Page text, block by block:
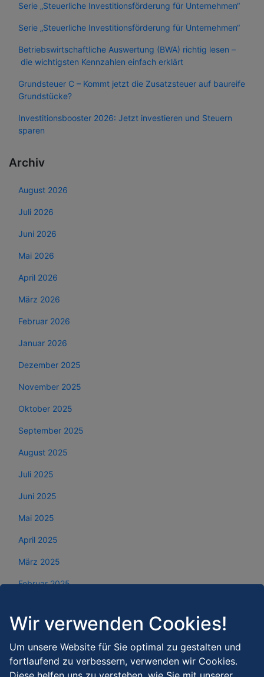
Serie „Steuerliche Investitionsförderung für Unternehmen“
Serie „Steuerliche Investitionsförderung für Unternehmen“
Betriebswirtschaftliche Auswertung (BWA) richtig lesen –
die wichtigsten Kennzahlen einfach erklärt
Grundsteuer C – Kommt jetzt die Zusatzsteuer auf baureife
Grundstücke?
Investitionsbooster 2026: Jetzt investieren und Steuern
sparen
Archiv
August 2026
Juli 2026
Juni 2026
Mai 2026
April 2026
März 2026
Februar 2026
Januar 2026
Dezember 2025
November 2025
Oktober 2025
September 2025
August 2025
Juli 2025
Juni 2025
Mai 2025
April 2025
März 2025
Februar 2025
Dezember 2024
November 2024
Oktober 2024
Wir verwenden Cookies!
Um unsere Website für Sie optimal zu gestalten und
fortlaufend zu verbessern, verwenden wir Cookies.